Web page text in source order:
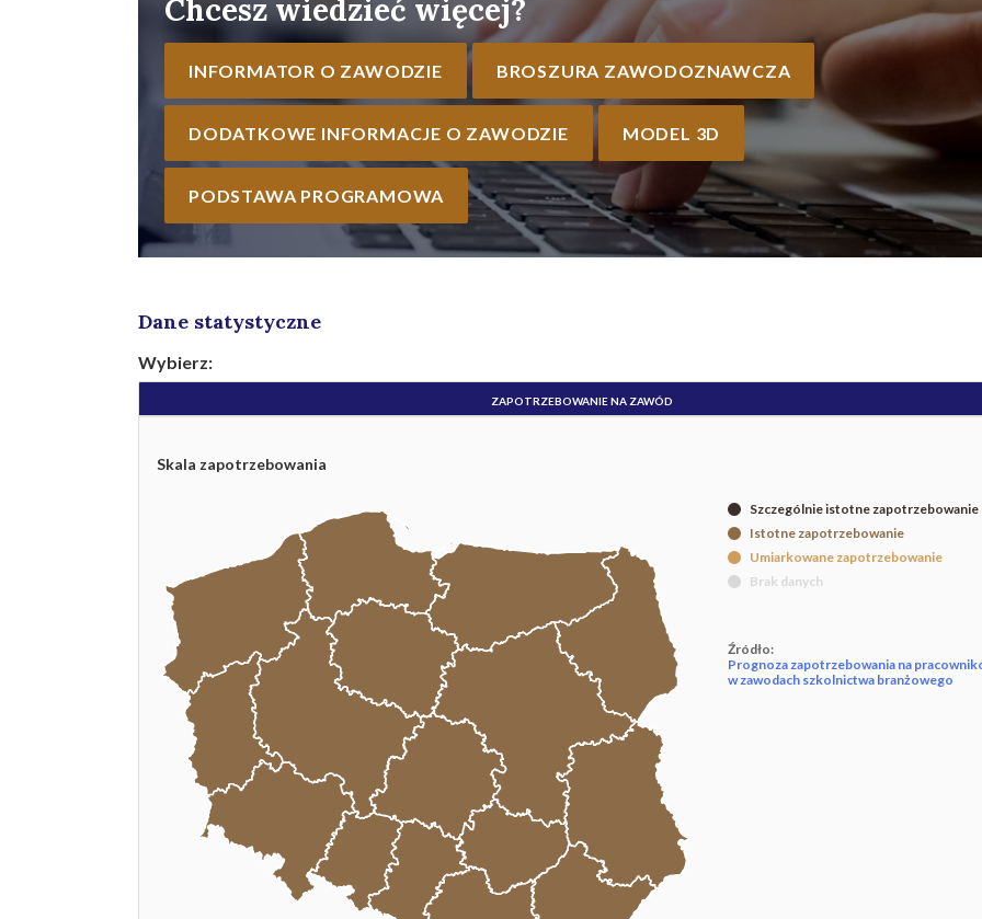
Chcesz wiedzieć więcej?
INFORMATOR O ZAWODZIE BROSZURA ZAWODOZNAWCZA
DODATKOWE INFORMACJE O ZAWODZIE MODEL 3D
PODSTAWA PROGRAMOWA
Dane statystyczne
Wybierz:
ZAPOTRZEBOWANIE NA ZAWÓD
Skala zapotrzebowania
Szczególnie istotne zapotrzebowanie
Istotne zapotrzebowanie
Umiarkowane zapotrzebowanie
Brak danych
Źródło:
Prognoza zapotrzebowania na
w zawodach szkolnictwa branżowego